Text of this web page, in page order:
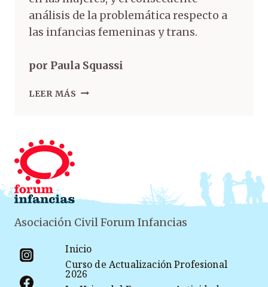
análisis de la problemática respecto a
las infancias femeninas y trans.
por Paula Squassi
LEER MÁS
Asociación Civil Forum Infancias
Inicio
Curso de Actualización Profesional
2026